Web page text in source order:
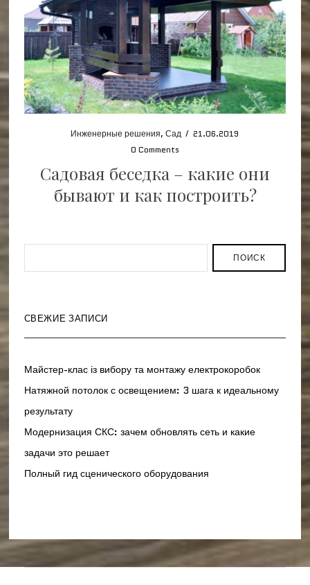
Инженерные решения,Сад / 21.06.2019
0 Comments
Садовая беседка – какие они
бывают и как построить?
ПОИСК
СВЕЖИЕ ЗАПИСИ
Майстер-клас із вибору та монтажу електрокоробок
Натяжной потолок с освещением: 3 шага к идеальному
результату
Модернизация СКС: зачем обновлять сеть и какие
задачи это решает
Полный гид сценического оборудования